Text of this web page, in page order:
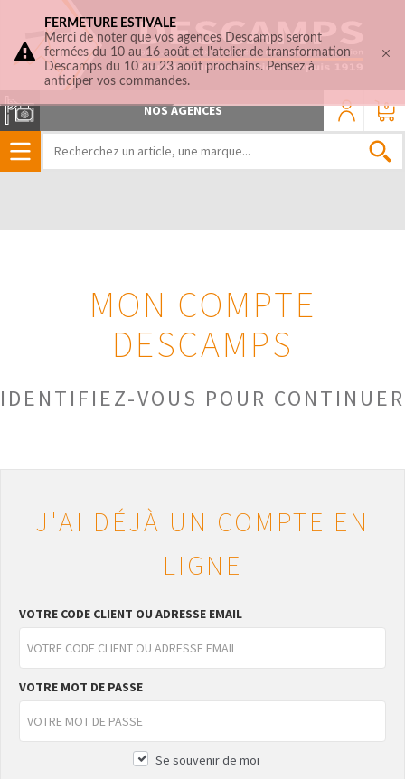
0
NOS AGENCES
MON COMPTE
DESCAMPS
IDENTIFIEZ-VOUS POUR CONTINUER
J'AI DÉJÀ UN COMPTE EN
LIGNE
VOTRE CODE CLIENT OU ADRESSE EMAIL
VOTRE MOT DE PASSE
Se souvenir de moi
FERMETURE ESTIVALE
Merci de noter que vos agences Descamps seront
fermées du 10 au 16 août et l'atelier de transformation
Descamps du 10 au 23 août prochains. Pensez à
anticiper vos commandes.